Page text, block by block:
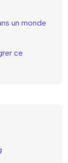
un monde
ce